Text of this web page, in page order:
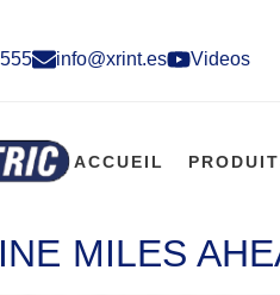
info@xrint.es Videos
ACCUEIL
MILES